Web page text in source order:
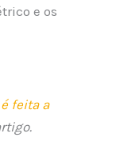
e os
feita a